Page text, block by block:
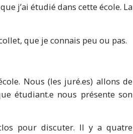
j’ai étudié dans cette école. La
que je connais peu ou pas.
Nous (les juré.es) allons de
étudiant.e nous présente son
pour discuter. Il y a quatre